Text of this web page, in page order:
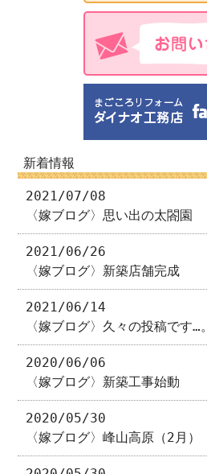
新着情報
2021/07/08
〈嫁ブログ〉思い出の太閤園
2021/06/26
〈嫁ブログ〉新築店舗完成
2021/06/14
〈嫁ブログ〉久々の投稿です…。
2020/06/06
〈嫁ブログ〉新築工事始動
2020/05/30
〈嫁ブログ〉峰山高原（2月）